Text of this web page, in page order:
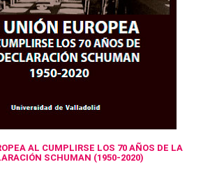
AL CUMPLIRSE LOS 70 AÑOS DE LA
SCHUMAN (1950-2020)